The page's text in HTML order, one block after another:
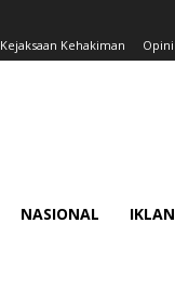
Kejaksaan Kehakiman Opini
NASIONAL IKLAN